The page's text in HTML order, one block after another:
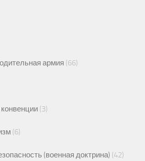
армия (66)
(3)
(6)
(военная доктрина) (42)